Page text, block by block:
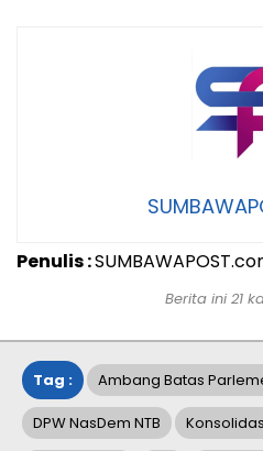
Penulis :
Berita ini 21
Tag : Ambang Batas
DPW NasDem NTB